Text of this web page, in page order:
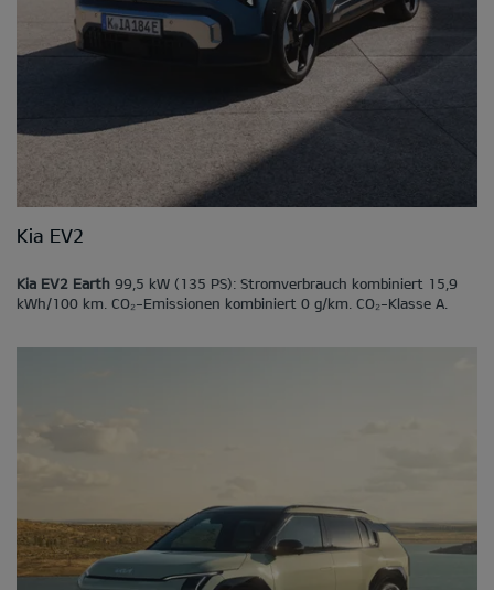
Kia EV2
Kia EV2 Earth 99,5 kW (135 PS): Stromverbrauch kombiniert 15,9
kWh/100 km. CO₂-Emissionen kombiniert 0 g/km. CO₂-Klasse A.